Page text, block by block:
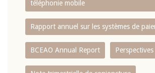
téléphonie mobile
Rapport annuel sur les systèmes de
BCEAO Annual Report